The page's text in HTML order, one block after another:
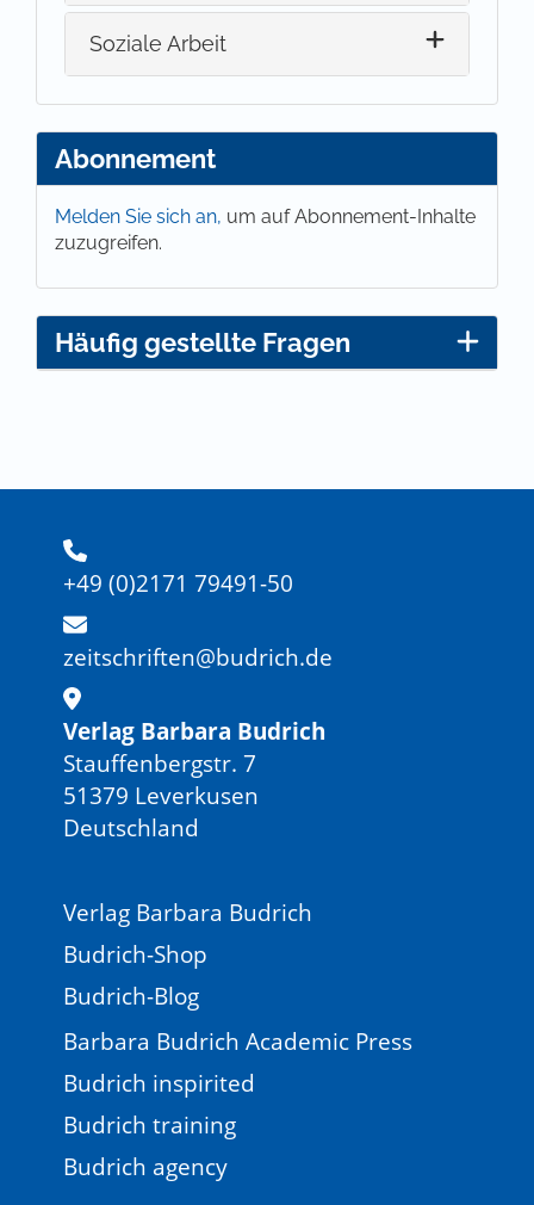
Soziale Arbeit
Abonnement
Melden Sie sich an, um auf Abonnement-Inhalte
zuzugreifen.
Häufig gestellte Fragen
+49 (0)2171 79491-50
zeitschriften@budrich.de
Verlag Barbara Budrich
Stauffenbergstr. 7
51379 Leverkusen
Deutschland
Verlag Barbara Budrich
Budrich-Shop
Budrich-Blog
Barbara Budrich Academic Press
Budrich inspirited
Budrich training
Budrich agency